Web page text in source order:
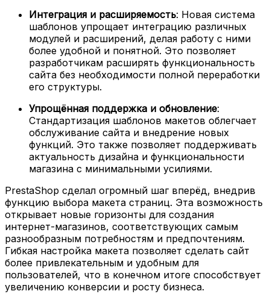
Интеграция и расширяемость: Новая система
шаблонов упрощает интеграцию различных
модулей и расширений, делая работу с ними
более удобной и понятной. Это позволяет
разработчикам расширять функциональность
сайта без необходимости полной переработки
его структуры.
Упрощённая поддержка и обновление:
Стандартизация шаблонов макетов облегчает
обслуживание сайта и внедрение новых
функций. Это также позволяет поддерживать
актуальность дизайна и функциональности
магазина с минимальными усилиями.
PrestaShop сделал огромный шаг вперёд, внедрив
функцию выбора макета страниц. Эта возможность
открывает новые горизонты для создания
интернет-магазинов, соответствующих самым
разнообразным потребностям и предпочтениям.
Гибкая настройка макета позволяет сделать сайт
более привлекательным и удобным для
пользователей, что в конечном итоге способствует
увеличению конверсии и росту бизнеса.